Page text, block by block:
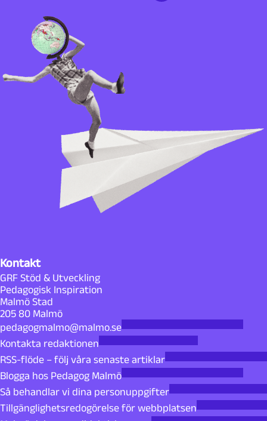
Kontakt
GRF Stöd & Utveckling
Pedagogisk Inspiration
Malmö Stad
205 80 Malmö
pedagogmalmo@malmo.se
Kontakta redaktionen
RSS-flöde – följ våra senaste artiklar
Blogga hos Pedagog Malmö
Så behandlar vi dina personuppgifter
Tillgänglighetsredogörelse för webbplatsen